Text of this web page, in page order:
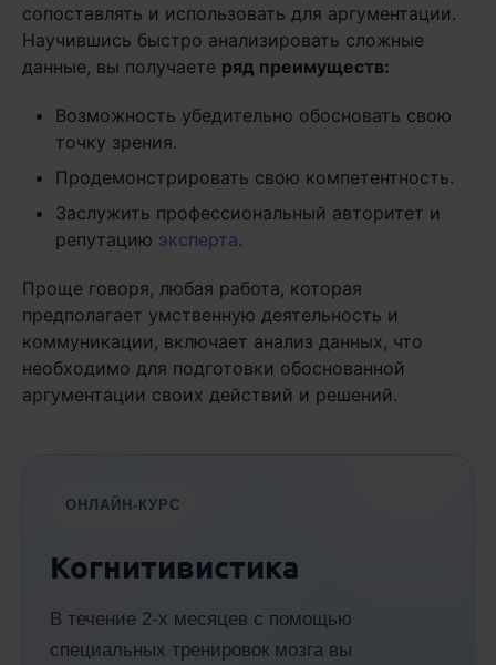
сопоставлять и использовать для аргументации.
Научившись быстро анализировать сложные
данные, вы получаете ряд преимуществ:
Возможность убедительно обосновать свою
точку зрения.
Продемонстрировать свою компетентность.
Заслужить профессиональный авторитет и
репутацию эксперта.
Проще говоря, любая работа, которая
предполагает умственную деятельность и
коммуникации, включает анализ данных, что
необходимо для подготовки обоснованной
аргументации своих действий и решений.
ОНЛАЙН-КУРС
Когнитивистика
В течение 2-х месяцев с помощью
специальных тренировок мозга вы